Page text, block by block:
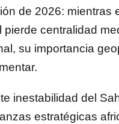
de 2026: mientras
pierde centralidad
su importancia
inestabilidad del
estratégicas